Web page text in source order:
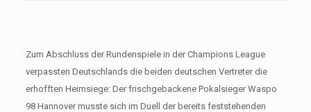
Zum Abschluss der Rundenspiele in der Champions League
verpassten Deutschlands die beiden deutschen Vertreter die
erhofften Heimsiege: Der frischgebackene Pokalsieger Waspo
98 Hannover musste sich im Duell der bereits feststehenden